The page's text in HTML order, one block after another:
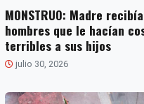
MONSTRUO: Madre
hombres que le hacían
terribles a sus hijos
julio 30, 2026